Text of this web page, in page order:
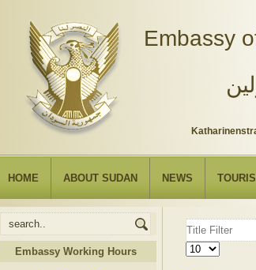
Embassy
HOME ABOUT SUDAN NEWS
Embassy Working Hours
Title
Filter
Display
#